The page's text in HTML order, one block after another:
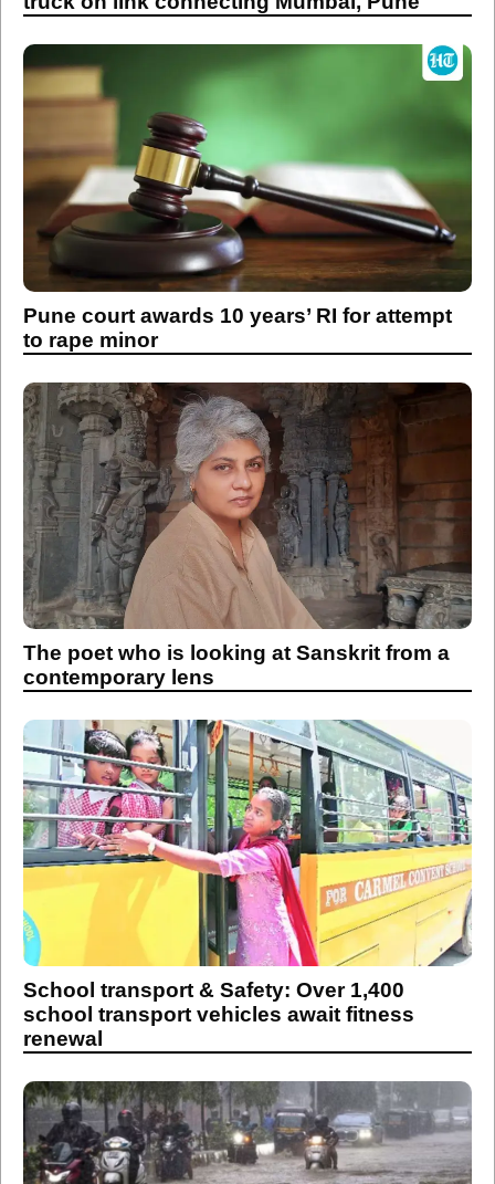
Pune court awards 10 years’ RI for attempt
to rape minor
The poet who is looking at Sanskrit from a
contemporary lens
School transport & Safety: Over 1,400
school transport vehicles await fitness
renewal